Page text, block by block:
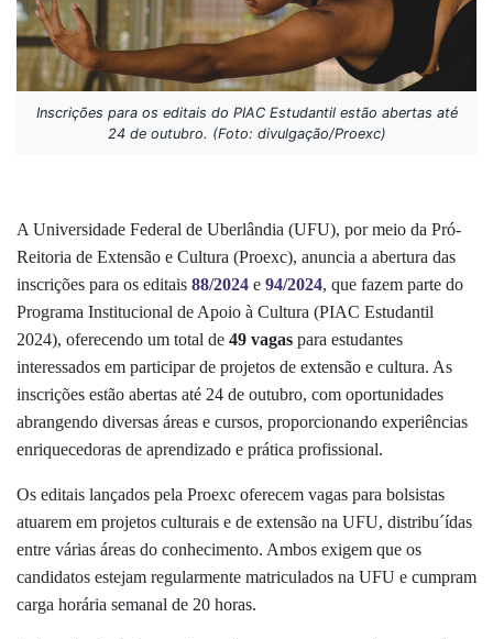
Inscrições para os editais do PIAC Estudantil estão abertas até
24 de outubro. (Foto: divulgação/Proexc)
A Universidade Federal de Uberlândia (UFU), por meio da Pró-
Reitoria de Extensão e Cultura (Proexc), anuncia a abertura das
inscrições para os editais 88/2024 e 94/2024, que fazem parte do
Programa Institucional de Apoio à Cultura (PIAC Estudantil
2024), oferecendo um total de 49 vagas para estudantes
interessados em participar de projetos de extensão e cultura. As
inscrições estão abertas até 24 de outubro, com oportunidades
abrangendo diversas áreas e cursos, proporcionando experiências
enriquecedoras de aprendizado e prática profissional.
Os editais lançados pela Proexc oferecem vagas para bolsistas
atuarem em projetos culturais e de extensão na UFU, distribu´ídas
entre várias áreas do conhecimento. Ambos exigem que os
candidatos estejam regularmente matriculados na UFU e cumpram
carga horária semanal de 20 horas.